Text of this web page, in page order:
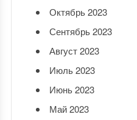
Октябрь 2023
Сентябрь 2023
Август 2023
Июль 2023
Июнь 2023
Май 2023